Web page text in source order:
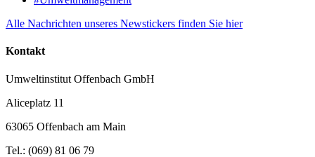
Alle Nachrichten unseres Newstickers finden Sie hier
Kontakt
Umweltinstitut Offenbach GmbH
Aliceplatz 11
63065 Offenbach am Main
Tel.: (069) 81 06 79